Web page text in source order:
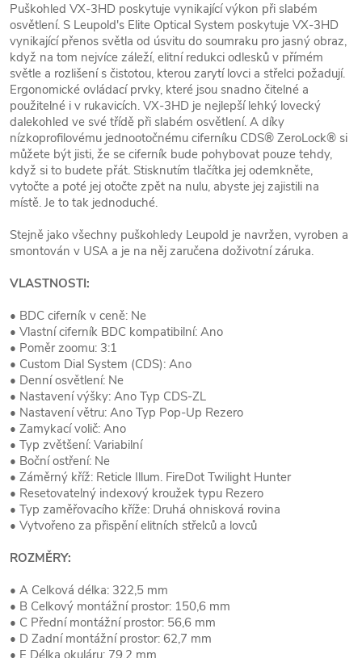
Puškohled VX-3HD poskytuje vynikající výkon při slabém
osvětlení. S Leupold's Elite Optical System poskytuje VX-3HD
vynikající přenos světla od úsvitu do soumraku pro jasný obraz,
když na tom nejvíce záleží, elitní redukci odlesků v přímém
světle a rozlišení s čistotou, kterou zarytí lovci a střelci požadují.
Ergonomické ovládací prvky, které jsou snadno čitelné a
použitelné i v rukavicích. VX-3HD je nejlepší lehký lovecký
dalekohled ve své třídě při slabém osvětlení. A díky
nízkoprofilovému jednootočnému ciferníku CDS® ZeroLock® si
můžete být jisti, že se ciferník bude pohybovat pouze tehdy,
když si to budete přát. Stisknutím tlačítka jej odemkněte,
vytočte a poté jej otočte zpět na nulu, abyste jej zajistili na
místě. Je to tak jednoduché.
Stejně jako všechny puškohledy Leupold je navržen, vyroben a
smontován v USA a je na něj zaručena doživotní záruka.
VLASTNOSTI:
• BDC ciferník v ceně: Ne
• Vlastní ciferník BDC kompatibilní: Ano
• Poměr zoomu: 3:1
• Custom Dial System (CDS): Ano
• Denní osvětlení: Ne
• Nastavení výšky: Ano Typ CDS-ZL
• Nastavení větru: Ano Typ Pop-Up Rezero
• Zamykací volič: Ano
• Typ zvětšení: Variabilní
• Boční ostření: Ne
• Záměrný kříž: Reticle Illum. FireDot Twilight Hunter
• Resetovatelný indexový kroužek typu Rezero
• Typ zaměřovacího kříže: Druhá ohnisková rovina
• Vytvořeno za přispění elitních střelců a lovců
ROZMĚRY:
• A Celková délka: 322,5 mm
• B Celkový montážní prostor: 150,6 mm
• C Přední montážní prostor: 56,6 mm
• D Zadní montážní prostor: 62,7 mm
• E Délka okuláru: 79,2 mm